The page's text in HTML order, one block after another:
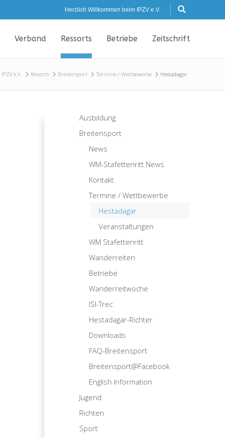
Herzlich Willkommen beim IPZV e.V.
Verband Ressorts Betriebe Zeitschrift
IPZV e.V. Ressorts Breitensport Termine / Wettbewerbe Hestadagar
Ausbildung
Breitensport
News
WM-Stafettenritt News
Kontakt
Termine / Wettbewerbe
Hestadagar
Veranstaltungen
WM Stafettenritt
Wanderreiten
Betriebe
Wanderreitwoche
ISI-Trec
Hestadagar-Richter
Downloads
FAQ-Breitensport
Breitensport@Facebook
English Information
Jugend
Richten
Sport